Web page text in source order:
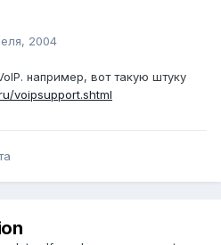
2004
например, вот такую штуку
voipsupport.shtml